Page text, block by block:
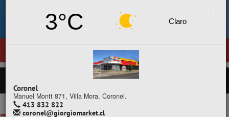
, ubicada en General Pedro Lagos 377, entre calles Diego
3°C Claro
Coronel
Manuel Montt 871, Villa Mora, Coronel.
413 832 822
coronel@giorgiomarket.cl
PRODUCTOS